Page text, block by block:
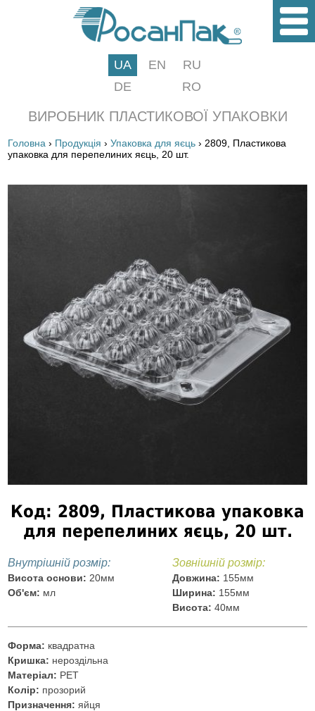
UA EN
RU
DE
RO
ВИРОБНИК ПЛАСТИКОВОЇ УПАКОВКИ
Головна › Продукція ›Упаковка для яєць › 2809, Пластикова
упаковка для перепелиних яєць, 20 шт.
Код: 2809, Пластикова упаковка
для перепелиних яєць, 20 шт.
Внутрішній розмір:
Висота основи: 20мм
Об'єм: мл
Зовнішній розмір:
Довжина: 155мм
Ширина: 155мм
Висота: 40мм
Форма: квадратна
Кришка: нероздільна
Матеріал: PET
Колір: прозорий
Призначення: яйця